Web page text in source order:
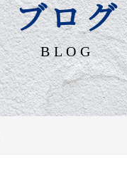
ブログ
BLOG